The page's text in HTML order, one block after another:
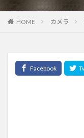
HOME カメラ